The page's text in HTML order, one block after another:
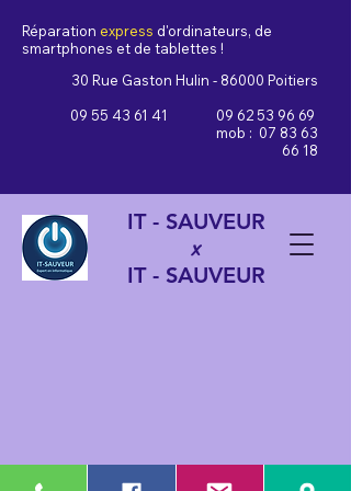
Réparation express d'ordinateurs, de
smartphones et de tablettes !
30 Rue Gaston Hulin - 86000 Poitiers
09 55 43 61 41
09 62 53 96 69
mob : 07 83 63
66 18
IT - SAUVEUR
x
IT - SAUVEUR